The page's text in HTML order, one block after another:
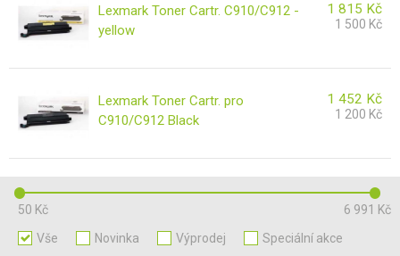
Lexmark Toner Cartr. C910/C912 -
yellow
1 815 Kč
1 500 Kč
Lexmark Toner Cartr. pro
C910/C912 Black
1 452 Kč
1 200 Kč
50 Kč
6 991 Kč
Vše
Novinka Výprodej Speciální akce